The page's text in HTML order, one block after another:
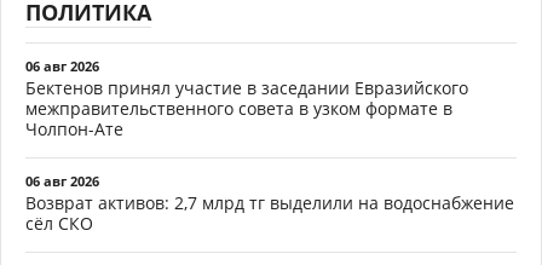
ПОЛИТИКА
06 авг 2026
Бектенов принял участие в заседании Евразийского
межправительственного совета в узком формате в
Чолпон-Ате
06 авг 2026
Возврат активов: 2,7 млрд тг выделили на водоснабжение
сёл СКО